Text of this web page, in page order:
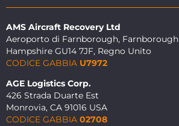
AMS Aircraft Recovery Ltd
Aeroporto di Farnborough, Farnborough
Hampshire GU14 7JF, Regno Unito
CODICE GABBIA U7972
AGE Logistics Corp.
426 Strada Duarte Est
Monrovia, CA 91016 USA
CODICE GABBIA 02708